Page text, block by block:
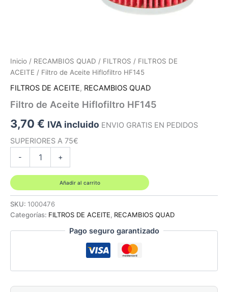
Inicio / RECAMBIOS QUAD / FILTROS / FILTROS DE
ACEITE / Filtro de Aceite Hiflofiltro HF145
FILTROS DE ACEITE, RECAMBIOS QUAD
Filtro de Aceite Hiflofiltro HF145
3,70 € IVA incluido ENVIO GRATIS EN PEDIDOS
SUPERIORES A 75€
-
Hiflofiltro
HF145
cantidad
+
Añadir al carrito
SKU: 1000476
Categorías: FILTROS DE ACEITE, RECAMBIOS QUAD
Pago seguro garantizado